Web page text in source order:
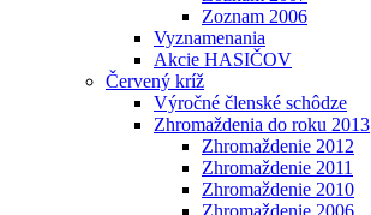
Zoznam 2006
Vyznamenania
Akcie HASIČOV
Červený kríž
Výročné členské schôdze
Zhromaždenia do roku 2013
Zhromaždenie 2012
Zhromaždenie 2011
Zhromaždenie 2010
Zhromaždenie 2006